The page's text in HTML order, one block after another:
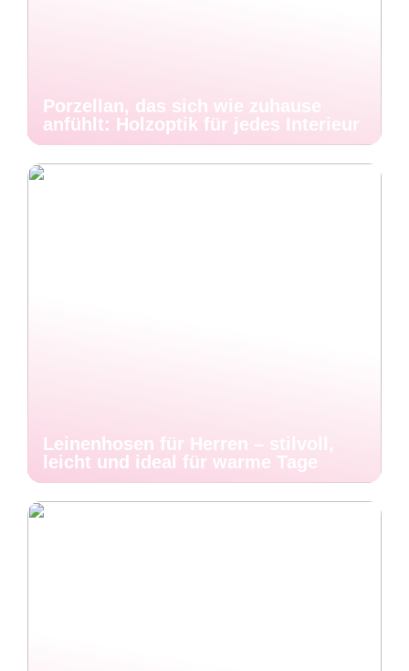
Porzellan, das sich wie zuhause
anfühlt: Holzoptik für jedes Interieur
Leinenhosen für Herren – stilvoll,
leicht und ideal für warme Tage